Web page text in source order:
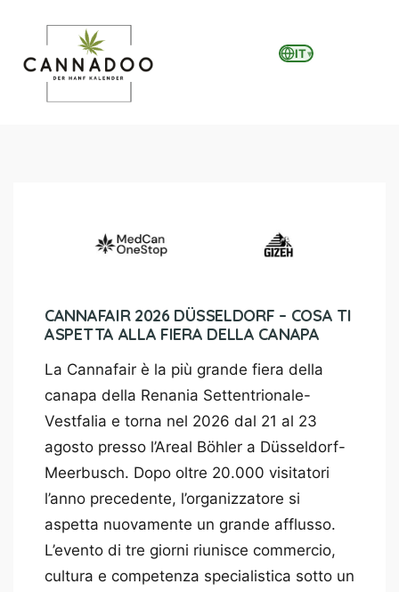
IT▾
CANNAFAIR 2026 DÜSSELDORF – COSA TI
ASPETTA ALLA FIERA DELLA CANAPA
La Cannafair è la più grande fiera della
canapa della Renania Settentrionale-
Vestfalia e torna nel 2026 dal 21 al 23
agosto presso l’Areal Böhler a Düsseldorf-
Meerbusch. Dopo oltre 20.000 visitatori
l’anno precedente, l’organizzatore si
aspetta nuovamente un grande afflusso.
L’evento di tre giorni riunisce commercio,
cultura e competenza specialistica sotto un